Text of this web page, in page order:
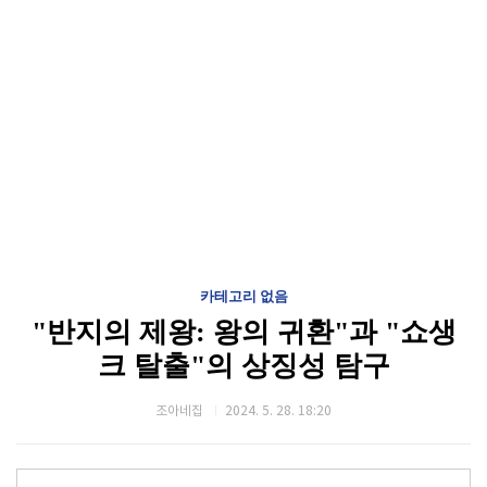
카테고리 없음
"반지의 제왕: 왕의 귀환"과 "쇼생
크 탈출"의 상징성 탐구
조아네집 2024. 5. 28. 18:20